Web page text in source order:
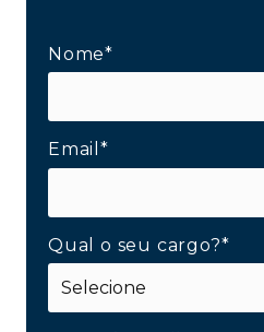
Nome*
Email*
Qual o seu cargo?*